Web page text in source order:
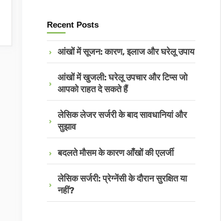
Recent Posts
आंखों में सूजन: कारण, इलाज और घरेलू उपाय
आंखों में खुजली: घरेलू उपचार और टिप्स जो
आपको राहत दे सकते हैं
लेसिक लेजर सर्जरी के बाद सावधानियां और
सुझाव
बदलते मौसम के कारण आँखों की एलर्जी
लेसिक सर्जरी: प्रेग्नेंसी के दौरान सुरक्षित या
नहीं?